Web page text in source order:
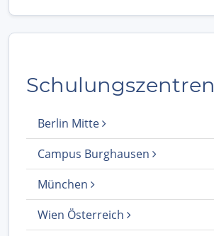
Schulungszentren
Berlin Mitte
Campus Burghausen
München
Wien Österreich